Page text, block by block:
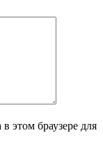
этом браузере для